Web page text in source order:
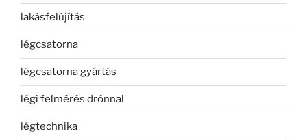
lakásfelújítás
légcsatorna
légcsatorna gyártás
légi felmérés drónnal
légtechnika